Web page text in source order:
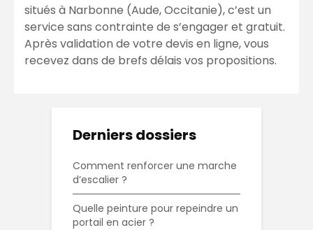
situés à Narbonne (Aude, Occitanie), c’est un
service sans contrainte de s’engager et gratuit.
Après validation de votre devis en ligne, vous
recevez dans de brefs délais vos propositions.
Derniers dossiers
Comment renforcer une marche
d’escalier ?
Quelle peinture pour repeindre un
portail en acier ?